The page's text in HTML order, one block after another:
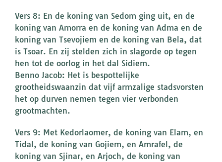
Vers 8: En de koning van Sedom ging uit, en de
koning van Amorra en de koning van Adma en de
koning van Tsevojiem en de koning van Bela, dat
is Tsoar. En zij stelden zich in slagorde op tegen
hen tot de oorlog in het dal Sidiem.
Benno Jacob: Het is bespottelijke
grootheidswaanzin dat vijf armzalige stadsvorsten
het op durven nemen tegen vier verbonden
grootmachten.
Vers 9: Met Kedorlaomer, de koning van Elam, en
Tidal, de koning van Gojiem, en Amrafel, de
koning van Sjinar, en Arjoch, de koning van